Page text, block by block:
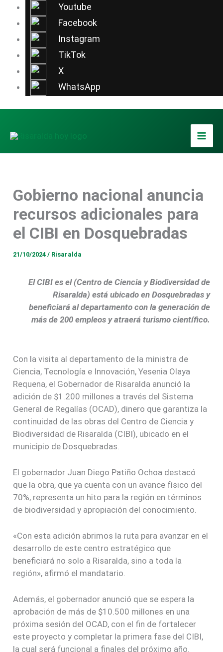
Youtube
Facebook
Instagram
TikTok
X
WhatsApp
contenido
Gobierno nacional anuncia
recursos adicionales para
el CIBI en Dosquebradas
21/10/2024/ Risaralda
El CIBI es el (Centro de Ciencia y Biodiversidad de
Risaralda) está ubicado en Dosquebradas y
beneficiará al departamento con la generación de
más de 200 empleos y atraerá turismo científico.
Con la visita al departamento de la ministra de
Ciencia, Tecnología e Innovación, Yesenia Olaya
Requena, el Gobernador de Risaralda anunció la
adición de $1.200 millones a través del Sistema
General de Regalías (OCAD), dinero que garantiza la
continuidad de las obras del Centro de Ciencia y
Biodiversidad de Risaralda (CIBI), ubicado en el
municipio de Dosquebradas.
El gobernador Juan Diego Patiño Ochoa destacó
que la obra, que ya cuenta con un avance físico del
70%, representa un hito para la región en términos
de biodiversidad y apropiación del conocimiento.
«Con esta adición abrimos la ruta para avanzar en el
desarrollo de este centro estratégico que
beneficiará no solo a Risaralda, sino a toda la
región», afirmó el mandatario.
Además, el gobernador anunció que se espera la
aprobación de más de $10.500 millones en una
próxima sesión del OCAD, con el fin de fortalecer
este proyecto y completar la primera fase del CIBI,
la cual será funcional a finales del próximo año.